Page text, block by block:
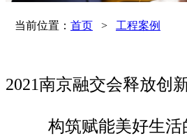
当前位置： 首页> 工程案例
2021南京融交会释放创
构筑赋能美好生活